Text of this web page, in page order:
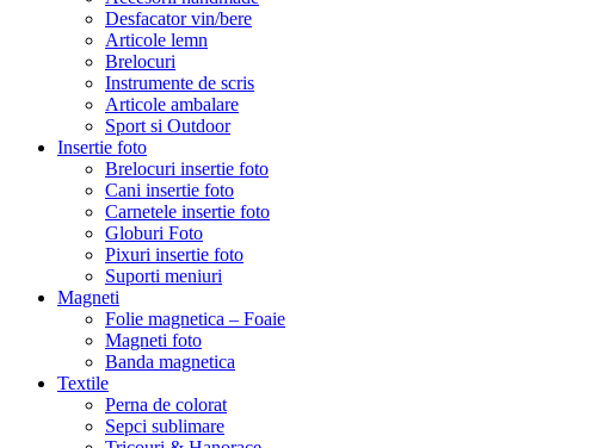
Desfacator vin/bere
Articole lemn
Brelocuri
Instrumente de scris
Articole ambalare
Sport si Outdoor
Insertie foto
Brelocuri insertie foto
Cani insertie foto
Carnetele insertie foto
Globuri Foto
Pixuri insertie foto
Suporti meniuri
Magneti
Folie magnetica – Foaie
Magneti foto
Banda magnetica
Textile
Perna de colorat
Sepci sublimare